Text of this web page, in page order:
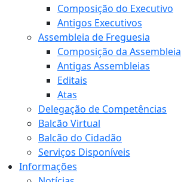
Composição do Executivo
Antigos Executivos
Assembleia de Freguesia
Composição da Assembleia
Antigas Assembleias
Editais
Atas
Delegação de Competências
Balcão Virtual
Balcão do Cidadão
Serviços Disponíveis
Informações